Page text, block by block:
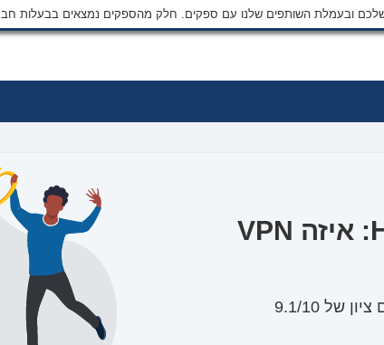
ובעמלת השותפים שלנו עם ספקים. חלק מהספקים נמצאים בבעלות
Hotspot Shield מול Hide My IP VPN: איזה VPN